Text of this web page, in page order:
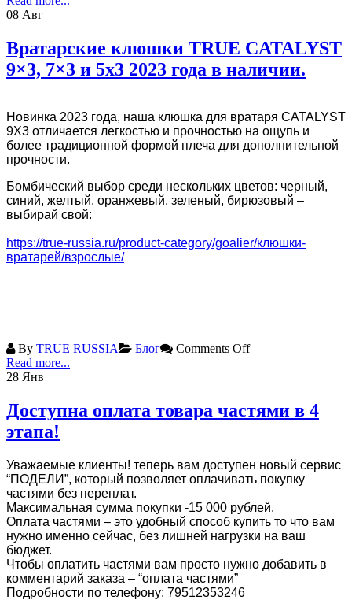
08 Авг
Вратарские клюшки TRUE CATALYST
9×3, 7×3 и 5х3 2023 года в наличии.
Новинка 2023 года, наша клюшка для вратаря CATALYST
9X3 отличается легкостью и прочностью на ощупь и
более традиционной формой плеча для дополнительной
прочности.
Бомбический выбор среди нескольких цветов: черный,
синий, желтый, оранжевый, зеленый, бирюзовый –
выбирай свой:
https://true-russia.ru/product-category/goalier/клюшки-
вратарей/взрослые/
By TRUE RUSSIA Блог
Comments Off
Read more...
28 Янв
Доступна оплата товара частями в 4
этапа!
Уважаемые клиенты! теперь вам доступен новый сервис
“ПОДЕЛИ”, который позволяет оплачивать покупку
частями без переплат.
Максимальная сумма покупки -15 000 рублей.
Оплата частями – это удобный способ купить то что вам
нужно именно сейчас, без лишней нагрузки на ваш
бюджет.
Чтобы оплатить частями вам просто нужно добавить в
комментарий заказа – “оплата частями”
Подробности по телефону: 79512353246